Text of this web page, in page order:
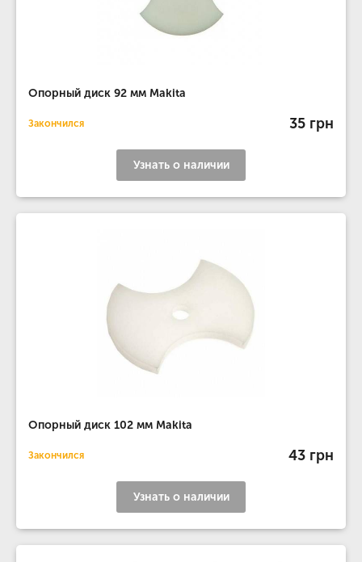
Опорный диск 92 мм Makita
Закончился 35 грн
Узнать о наличии
Опорный диск 102 мм Makita
Закончился 43 грн
Узнать о наличии